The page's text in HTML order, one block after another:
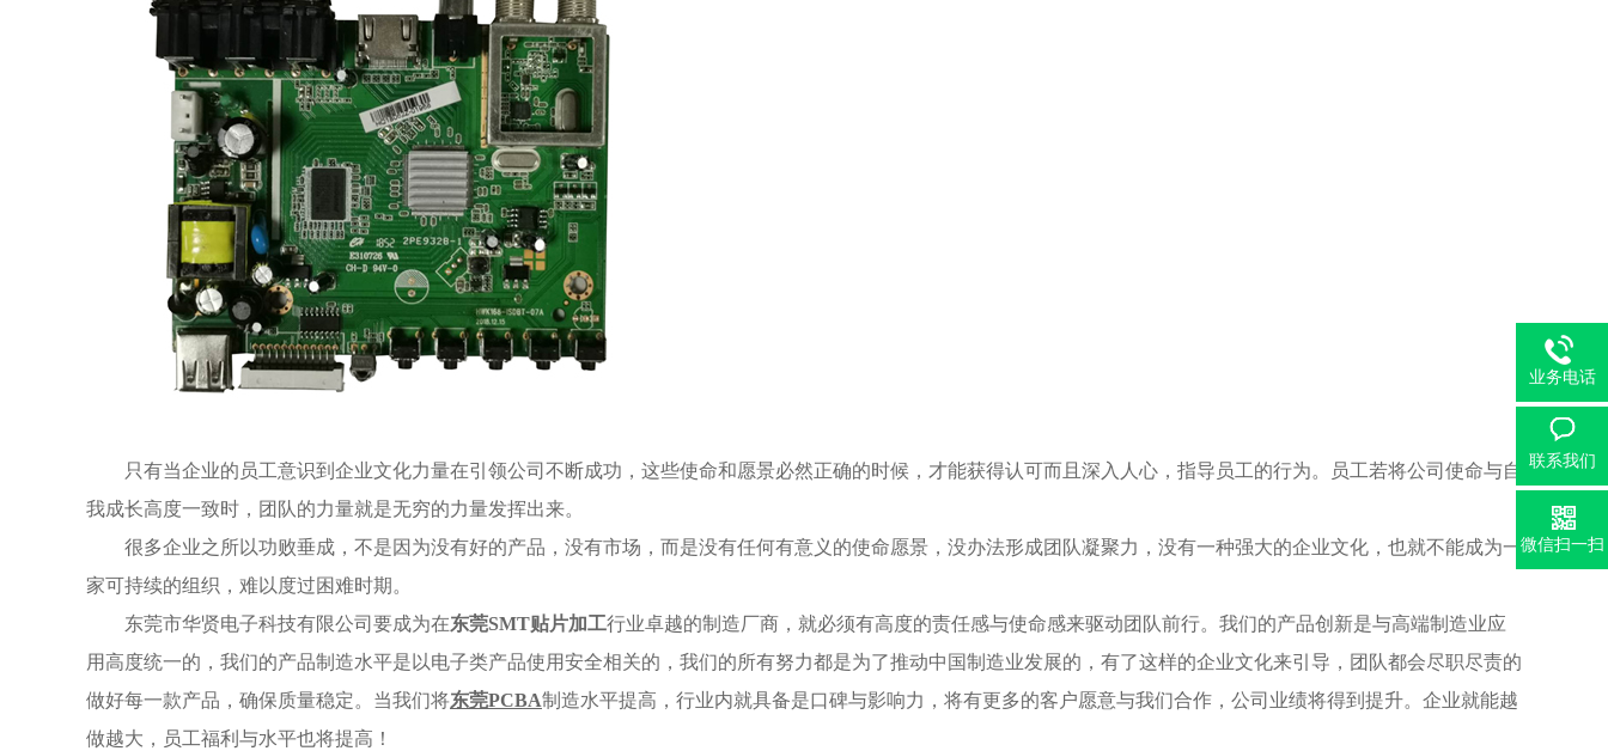
只有当企业的员工意识到企业文化力量在引领公司不断成功，这些使命和愿景必然正确的时候，才能获得认可而且深入人心，指导员工的行为。员工若将公司使命与自
我成长高度一致时，团队的力量就是无穷的力量发挥出来。
很多企业之所以功败垂成，不是因为没有好的产品，没有市场，而是没有任何有意义的使命愿景，没办法形成团队凝聚力，没有一种强大的企业文化，也就不能成为一
家可持续的组织，难以度过困难时期。
东莞市华贤电子科技有限公司要成为在东莞SMT贴片加工行业卓越的制造厂商，就必须有高度的责任感与使命感来驱动团队前行。我们的产品创新是与高端制造业应
用高度统一的，我们的产品制造水平是以电子类产品使用安全相关的，我们的所有努力都是为了推动中国制造业发展的，有了这样的企业文化来引导，团队都会尽职尽责的
做好每一款产品，确保质量稳定。当我们将东莞PCBA制造水平提高，行业内就具备是口碑与影响力，将有更多的客户愿意与我们合作，公司业绩将得到提升。企业就能越
做越大，员工福利与水平也将提高！
业务电话
联系我们
微信扫一扫